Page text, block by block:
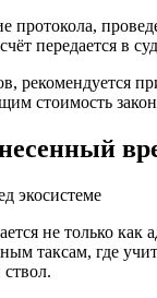
протокола,
передается
рекомендуется
стоимость
не только
таксам, где